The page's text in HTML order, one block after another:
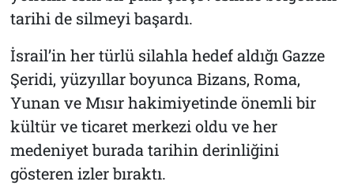
tarihi de silmeyi başardı.
İsrail’in her türlü silahla hedef aldığı Gazze
Şeridi, yüzyıllar boyunca Bizans, Roma,
Yunan ve Mısır hakimiyetinde önemli bir
kültür ve ticaret merkezi oldu ve her
medeniyet burada tarihin derinliğini
gösteren izler bıraktı.